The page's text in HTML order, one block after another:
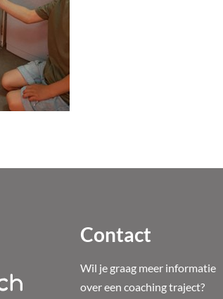
Contact
Wil je graag meer informatie
over een coaching traject?